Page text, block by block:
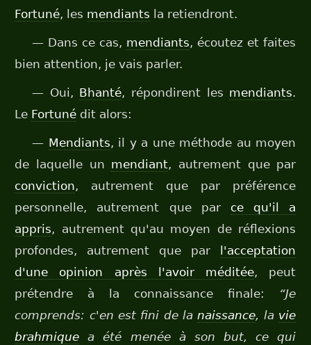
Fortuné, les mendiants la retiendront.
— Dans ce cas, mendiants, écoutez et faites
bien attention, je vais parler.
— Oui, Bhanté, répondirent les mendiants.
Le Fortuné dit alors:
— Mendiants, il y a une méthode au moyen
de laquelle un mendiant, autrement que par
conviction, autrement que par préférence
personnelle, autrement que par ce qu'il a
appris, autrement qu'au moyen de réflexions
profondes, autrement que par
l'acceptation
d'une opinion après l'avoir méditée, peut
prétendre à la connaissance finale: “Je
comprends: c'en est fini de lanaissance, la vie
brahmique a été menée à son but, ce qui